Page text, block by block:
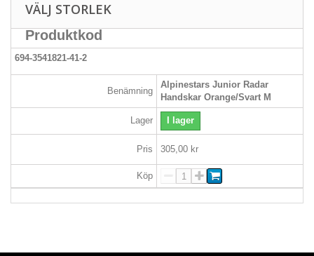
VÄLJ STORLEK
Produktkod
694-3541821-41-2
Benämning
Alpinestars Junior Radar
Handskar Orange/Svart M
Lager I lager
Pris 305,00 kr
Köp